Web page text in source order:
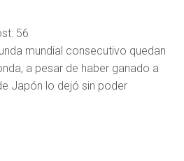
56
mundial consecutivo quedan
a pesar de haber ganado a
Japón lo dejó sin poder